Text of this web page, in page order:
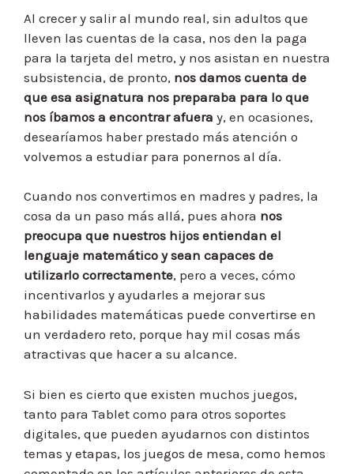
Al crecer y salir al mundo real, sin adultos que
lleven las cuentas de la casa, nos den la paga
para la tarjeta del metro, y nos asistan en nuestra
subsistencia, de pronto, nos damos cuenta de
que esa asignatura nos preparaba para lo que
nos íbamos a encontrar afuera y, en ocasiones,
desearíamos haber prestado más atención o
volvemos a estudiar para ponernos al día.
Cuando nos convertimos en madres y padres, la
cosa da un paso más allá, pues ahora nos
preocupa que nuestros hijos entiendan el
lenguaje matemático y sean capaces de
utilizarlo correctamente, pero a veces, cómo
incentivarlos y ayudarles a mejorar sus
habilidades matemáticas puede convertirse en
un verdadero reto, porque hay mil cosas más
atractivas que hacer a su alcance.
Si bien es cierto que existen muchos juegos,
tanto para Tablet como para otros soportes
digitales, que pueden ayudarnos con distintos
temas y etapas, los juegos de mesa, como hemos